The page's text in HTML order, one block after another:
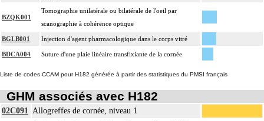
BZQK001
Tomographie unilatérale ou bilatérale de l'oeil par
scanographie à cohérence optique
BGLB001 Injection d'agent pharmacologique dans le corps vitré
BDCA004 Suture d'une plaie linéaire transfixiante de la cornée
Liste de codes CCAM pour H182 générée à partir des statistiques du PMSI français
GHM associés avec H182
02C091 Allogreffes de cornée, niveau 1